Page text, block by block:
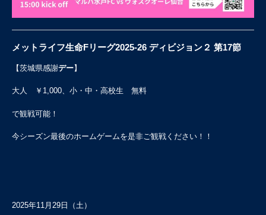
メットライフ生命Fリーグ2025-26 ディビジョン２ 第17節
【茨城県感謝デー】
大人 ￥1,000、小・中・高校生 無料
で観戦可能！
今シーズン最後のホームゲームを是非ご観戦ください！！
2025年11月29日（土）